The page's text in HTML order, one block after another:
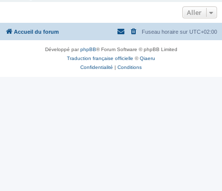
Aller
Accueil du forum Fuseau horaire sur UTC+02:00
Développé parphpBB® Forum Software © phpBB Limited
Traduction française officielle ©Qiaeru
Confidentialité | Conditions